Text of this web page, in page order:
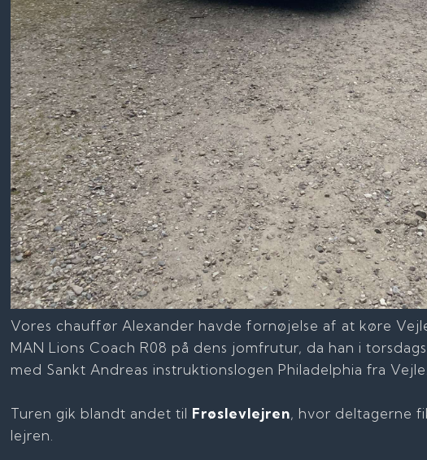
Vores chauffør Alexander havde fornøjelse af at køre
MAN Lions Coach R08 på dens jomfrutur, da han i
med Sankt Andreas instruktionslogen Philadelphia fra Vejle.
Turen gik blandt andet til Frøslevlejren, hvor deltagerne
lejren.